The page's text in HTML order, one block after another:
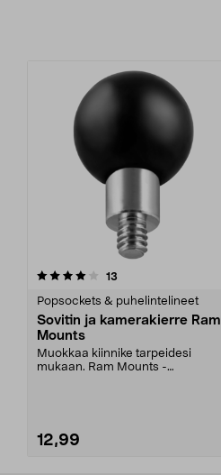
13
Popsockets & puhelintelineet
Sovitin ja kamerakierre Ram
Mounts
Muokkaa kiinnike tarpeidesi
mukaan. Ram Mounts -
12,99
0.0 viidestä